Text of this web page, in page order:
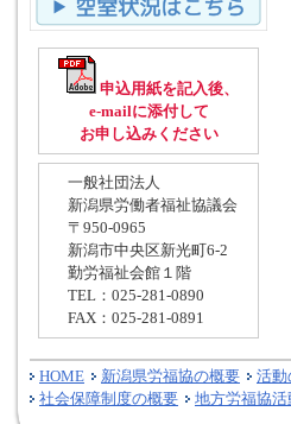
申込用紙を記入後、
e-mailに添付して
お申し込みください
一般社団法人
新潟県労働者福祉協議会
〒950-0965
新潟市中央区新光町6-2
勤労福祉会館１階
TEL：025-281-0890
FAX：025-281-0891
HOME 新潟県労福協の概要 活動
社会保障制度の概要
地方労福協